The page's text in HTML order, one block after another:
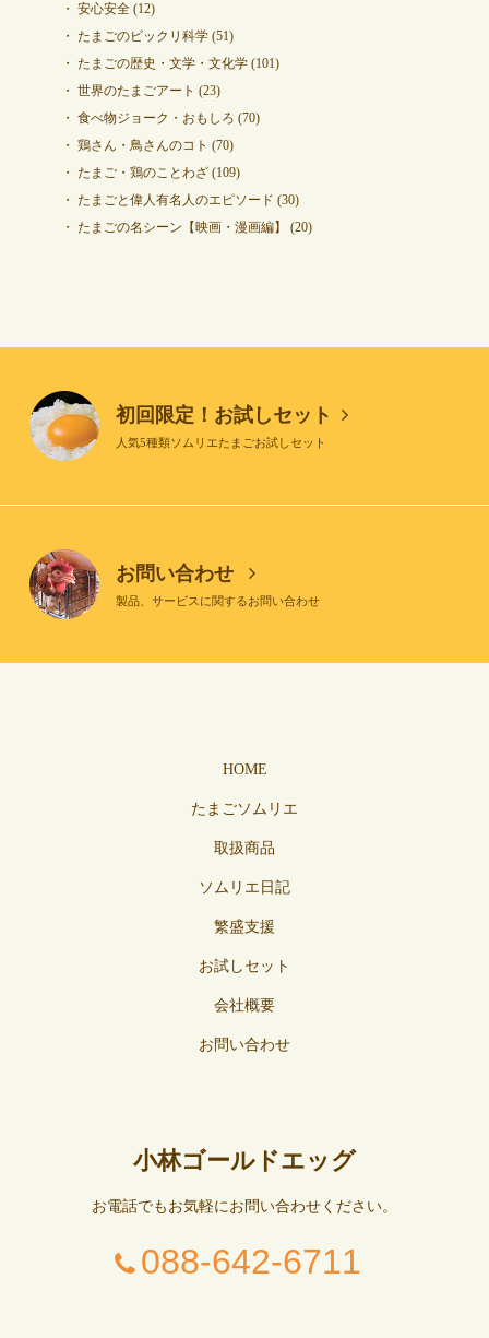
安心安全(12)
たまごのビックリ科学(51)
たまごの歴史・文学・文化学(101)
世界のたまごアート (23)
食べ物ジョーク・おもしろ (70)
鶏さん・鳥さんのコト (70)
たまご・鶏のことわざ(109)
たまごと偉人有名人のエピソード (30)
たまごの名シーン【映画・漫画編】
(20)
初回限定！お試しセット
人気5種類ソムリエたまごお試しセット
お問い合わせ
製品、サービスに関するお問い合わせ
HOME
たまごソムリエ
取扱商品
ソムリエ日記
繁盛支援
お試しセット
会社概要
お問い合わせ
小林ゴールドエッグ
お電話でもお気軽にお問い合わせください。
088-642-6711